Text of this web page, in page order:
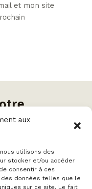
aux
utilisons des
stocker et/ou accéder
consentir à ces
données telles que le
sur ce site. Le fait
et mon site